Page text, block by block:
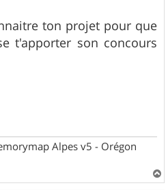
ton projet pour que
t'apporter son concours
Alpes v5 - Orégon
a